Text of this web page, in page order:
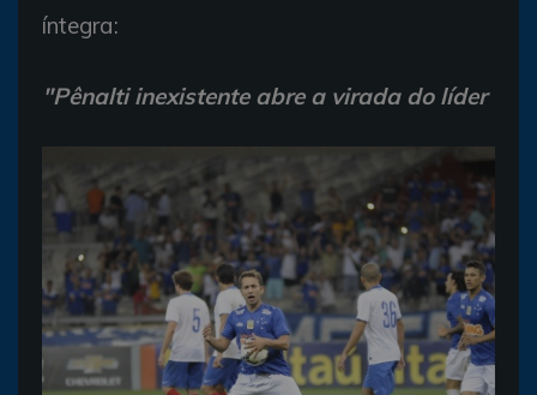
íntegra:
"Pênalti inexistente abre a virada do líder